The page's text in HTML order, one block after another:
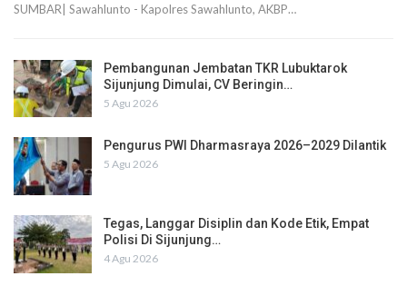
SUMBAR| Sawahlunto - Kapolres Sawahlunto, AKBP…
Pembangunan Jembatan TKR Lubuktarok
Sijunjung Dimulai, CV Beringin…
5 Agu 2026
Pengurus PWI Dharmasraya 2026–2029 Dilantik
5 Agu 2026
Tegas, Langgar Disiplin dan Kode Etik, Empat
Polisi Di Sijunjung…
4 Agu 2026